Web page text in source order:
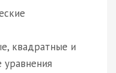
квадратные и